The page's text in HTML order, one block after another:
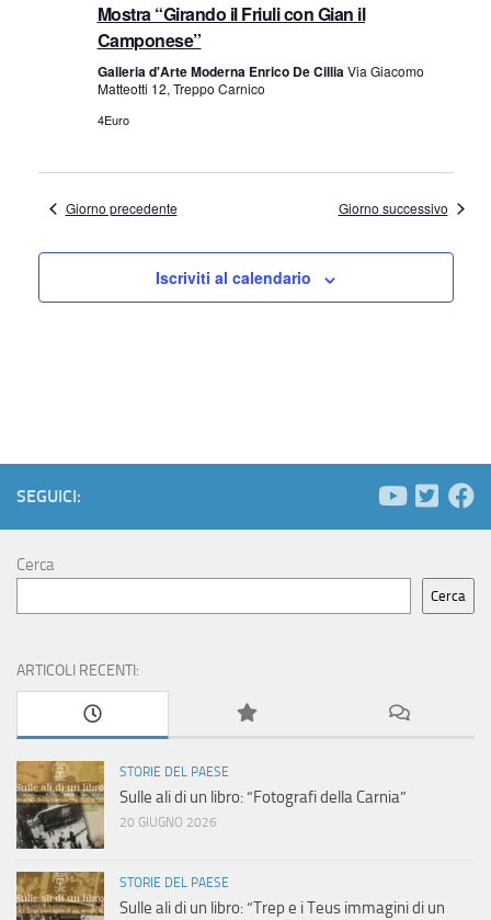
v
s
t
e
N
i
g
o
e
n
e
Mostra “Girando il Friuli con Gian il
Camponese”
Galleria d'Arte Moderna Enrico De CilliaVia Giacomo
Matteotti 12, Treppo Carnico
4Euro
Giorno precedente Giorno successivo
Iscriviti al calendario
SEGUICI:
Cerca
Cerca
ARTICOLI RECENTI:
STORIE DEL PAESE
Sulle ali di un libro: “Fotografi della Carnia”
20 GIUGNO 2026
STORIE DEL PAESE
Sulle ali di un libro: “Trep e i Teus immagini di un